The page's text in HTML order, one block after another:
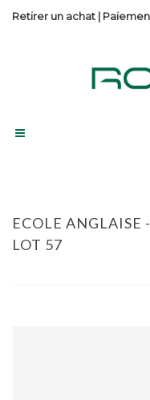
Retirer un achat |
ECOLE ANGLAISE -
LOT 57